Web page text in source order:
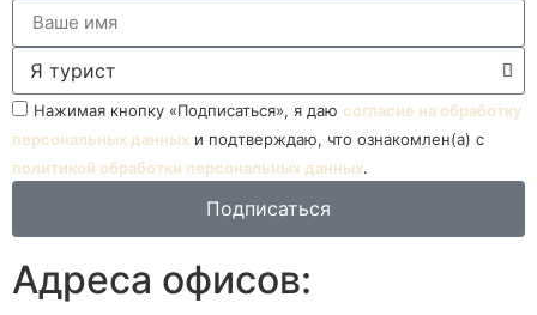
Нажимая кнопку «Подписаться», я даю согласие на обработку
персональных данных и подтверждаю, что ознакомлен(а) с
политикой обработки персональных данных.
Подписаться
Адреса офисов: